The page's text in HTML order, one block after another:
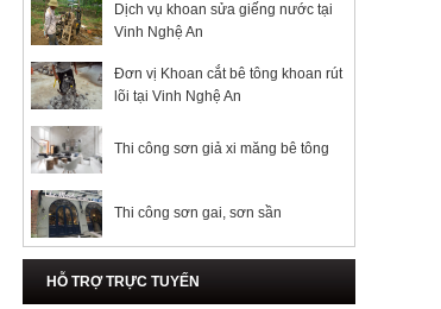
Dịch vụ khoan sửa giếng nước tại
Vinh Nghệ An
Đơn vị Khoan cắt bê tông khoan rút
lõi tại Vinh Nghệ An
Thi công sơn giả xi măng bê tông
Thi công sơn gai, sơn sần
HỖ TRỢ TRỰC TUYẾN